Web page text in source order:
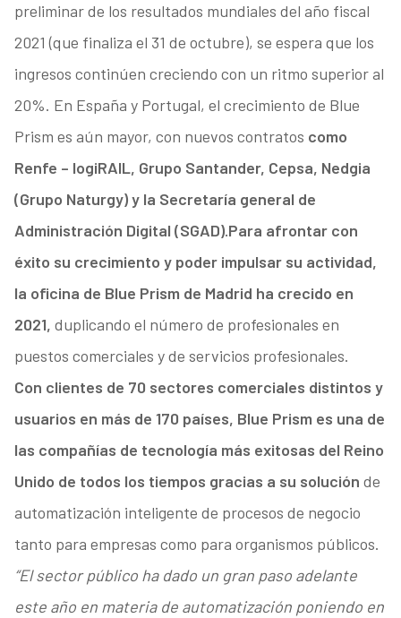
preliminar de los resultados mundiales del año fiscal
2021 (que finaliza el 31 de octubre), se espera que los
ingresos continúen creciendo con un ritmo superior al
20%. En España y Portugal, el crecimiento de Blue
Prism es aún mayor, con nuevos contratos como
Renfe – logiRAIL, Grupo Santander, Cepsa, Nedgia
(Grupo Naturgy) y la Secretaría general de
Administración Digital (SGAD).Para afrontar con
éxito su crecimiento y poder impulsar su actividad,
la oficina de Blue Prism de Madrid ha crecido en
2021, duplicando el número de profesionales en
puestos comerciales y de servicios profesionales.
Con clientes de 70 sectores comerciales distintos y
usuarios en más de 170 países, Blue Prism es una de
las compañías de tecnología más exitosas del Reino
Unido de todos los tiempos gracias a su solución de
automatización inteligente de procesos de negocio
tanto para empresas como para organismos públicos.
“El sector público ha dado un gran paso adelante
este año en materia de automatización poniendo en